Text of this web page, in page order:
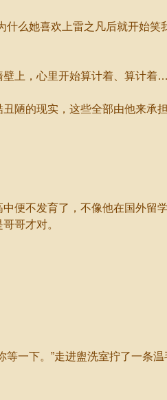
她喜欢上雷之凡后就开始笑
上，心里开始算计着、算计
的现实，这些全部由他来承担
不发育了，不像他在国外留
哥才对。
下。”走进盥洗室拧了一条温